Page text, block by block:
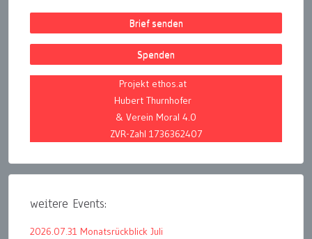
Brief senden
Spenden
Projekt ethos.at
Hubert Thurnhofer
& Verein Moral 4.0
ZVR-Zahl 1736362407
weitere Events:
2026.07.31 Monatsrückblick Juli